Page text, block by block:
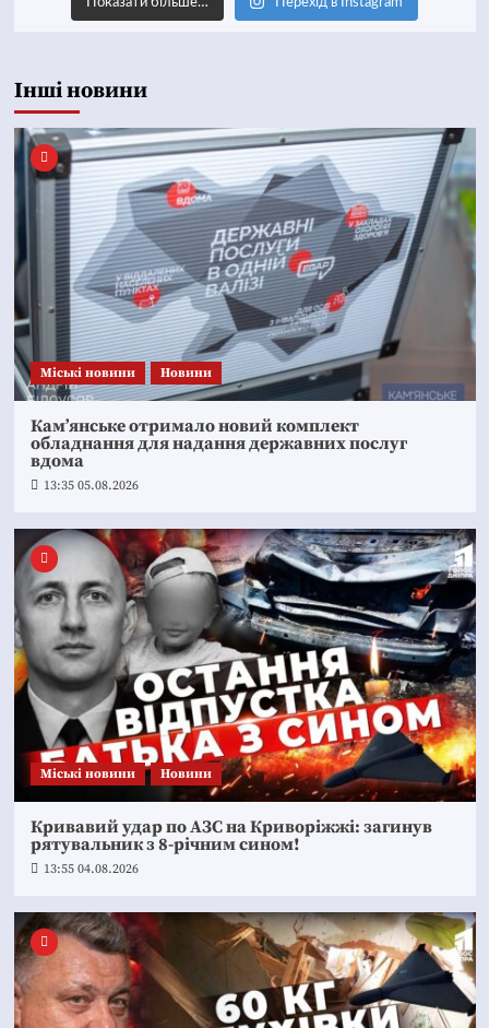
Показати більше… Перехід в Instagram
Інші новини
Mіські новини Новини
Кам’янське отримало новий комплект
обладнання для надання державних послуг
вдома
13:35 05.08.2026
Mіські новини Новини
Кривавий удар по АЗС на Криворіжжі: загинув
рятувальник з 8-річним сином!
13:55 04.08.2026